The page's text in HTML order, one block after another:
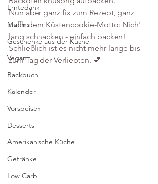
Erntedank
Muffins
Geschenke aus der Küche
Vegan
Backbuch
Kalender
Vorspeisen
Desserts
Amerikanische Küche
Getränke
Low Carb
Nun aber ganz fix zum Rezept, ganz
nach dem Küstencookie-Motto: Nich'
lang schnacken - einfach backen!
Schließlich ist es nicht mehr lange bis
zum Tag der Verliebten. 💕